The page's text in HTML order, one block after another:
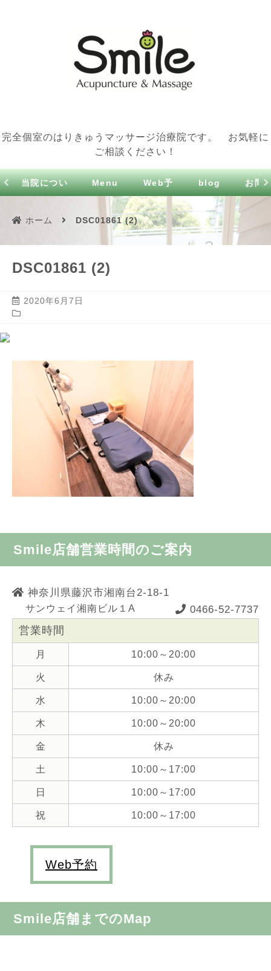
完全個室のはりきゅうマッサージ治療院です。 お気軽に
ご相談ください！
当院につい Menu Web予
約
blog お問
ホーム
DSC01861 (2)
DSC01861 (2)
2020年6月7日
Smile店舗営業時間のご案内
神奈川県藤沢市湘南台2-18-1
サンウェイ湘南ビル１A 0466-52-7737
営業時間
月 10:00～20:00
火 休み
水 10:00～20:00
木 10:00～20:00
金 休み
土 10:00～17:00
日 10:00～17:00
祝 10:00～17:00
Web予約
Smile店舗までのMap